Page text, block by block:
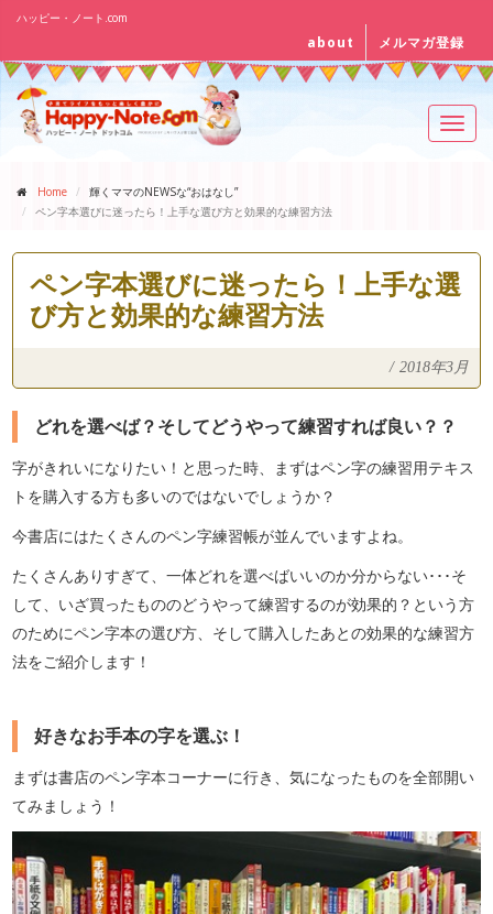
ハッピー・ノート.com
about メルマガ登録
Home
輝くママのNEWSな“おはなし”
ペン字本選びに迷ったら！上手な選び方と効果的な練習方法
ペン字本選びに迷ったら！上手な選
び方と効果的な練習方法
/ 2018年3月
どれを選べば？そしてどうやって練習すれば良い？？
字がきれいになりたい！と思った時、まずはペン字の練習用テキス
トを購入する方も多いのではないでしょうか？
今書店にはたくさんのペン字練習帳が並んでいますよね。
たくさんありすぎて、一体どれを選べばいいのか分からない･･･そ
して、いざ買ったもののどうやって練習するのが効果的？という方
のためにペン字本の選び方、そして購入したあとの効果的な練習方
法をご紹介します！
好きなお手本の字を選ぶ！
まずは書店のペン字本コーナーに行き、気になったものを全部開い
てみましょう！